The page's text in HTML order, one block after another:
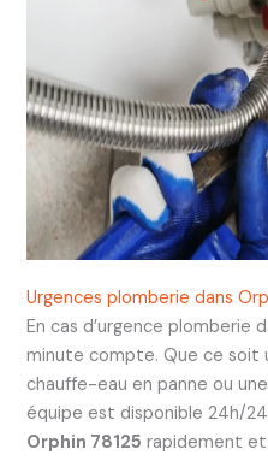
Urgences plomberie dans
En cas d’urgence plomberie
minute compte. Que ce soit
chauffe-eau en panne ou
équipe est disponible 24h/
Orphin 78125 rapidement